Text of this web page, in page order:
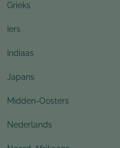
Grieks
Iers
Indiaas
Japans
Midden-Oosters
Nederlands